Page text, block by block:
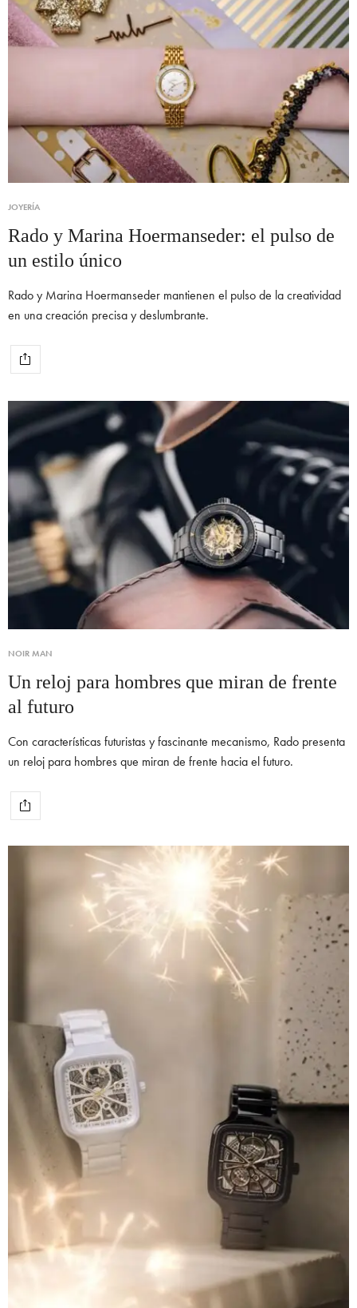
JOYERÍA
Rado y Marina Hoermanseder: el pulso de
un estilo único
Rado y Marina Hoermanseder mantienen el pulso de la creatividad
en una creación precisa y deslumbrante.
NOIR MAN
Un reloj para hombres que miran de frente
al futuro
Con características futuristas y fascinante mecanismo, Rado presenta
un reloj para hombres que miran de frente hacia el futuro.